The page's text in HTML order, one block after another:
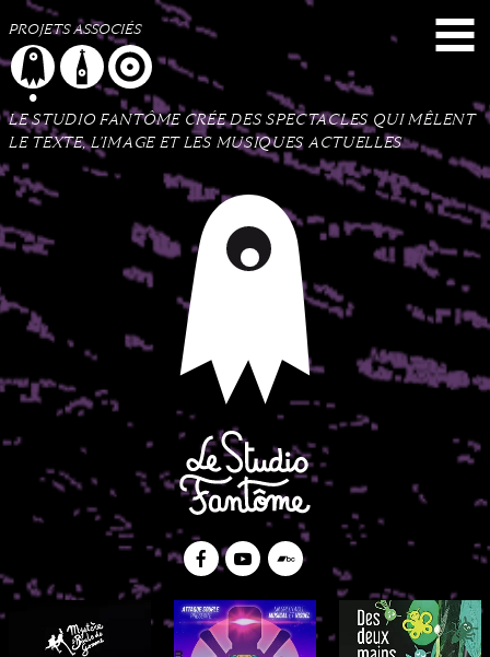
Menu Contenu Plan du site
PROJETS ASSOCIÉS
LE STUDIO FANTÔME CRÉE DES SPECTACLES QUI MÊLENT
LE TEXTE, L’IMAGE ET LES MUSIQUES ACTUELLES
Le Studio Fantôme Collectif
Bandcamp